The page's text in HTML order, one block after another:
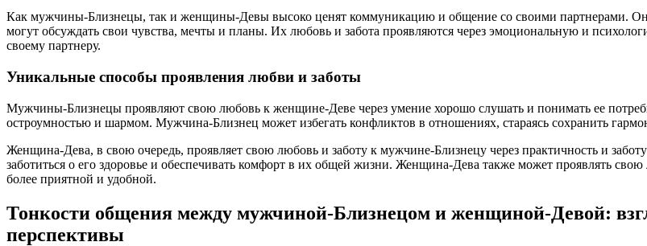
Как мужчины-Близнецы, так и женщины-Девы высоко ценят коммуникацию и общение со своими партнерами.
могут обсуждать свои чувства, мечты и планы. Их любовь и забота проявляются через эмоциональную и
своему партнеру.
Уникальные способы проявления любви и заботы
Мужчины-Близнецы проявляют свою любовь к женщине-Деве через умение хорошо слушать и понимать ее
остроумностью и шармом. Мужчина-Близнец может избегать конфликтов в отношениях, стараясь сохранить
Женщина-Дева, в свою очередь, проявляет свою любовь и заботу к мужчине-Близнецу через практичность и
заботиться о его здоровье и обеспечивать комфорт в их общей жизни. Женщина-Дева также может проявлять
более приятной и удобной.
Тонкости общения между мужчиной-Близнецом и женщиной-Девой:
перспективы